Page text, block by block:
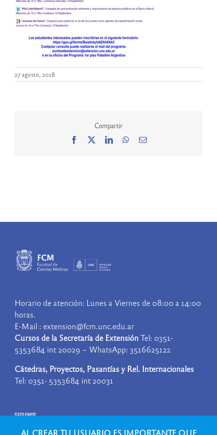
27 agosto, 2018
Compartir
Facebook LinkedInWhatsApp
Correo
Horario de atención: Lunes a Viernes de 08:00 a 14:00
horas.
E-Mail : extension@fcm.unc.edu.ar
Cursos de la Secretaría de ExtensiónTel: 0351-
5353684 int 20029 – WhatsApp: 3516625122
Cátedras, Proyectos, Pasantías y Rel. Internacionales
Tel: 0351- 5353684 int 20031
SEGUINOS
AL CREAR TU USUARIO ES IMPORTANTE QUE